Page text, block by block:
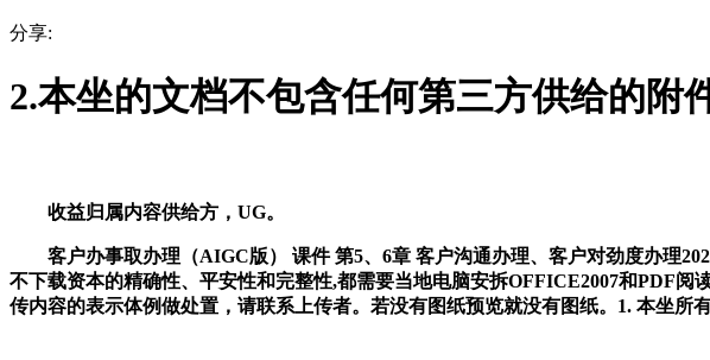
分享:
2.本坐的文档不包含任何第三方供给的附
收益归属内容供给方，UG。
客户办事取办理（AIGC版） 课件 第5、6章 客户沟通办理、客户对劲度办理
不下载资本的精确性、平安性和完整性,都需要当地电脑安拆OFFICE2007和PDF
传内容的表示体例做处置，请联系上传者。若没有图纸预览就没有图纸。1. 本坐所